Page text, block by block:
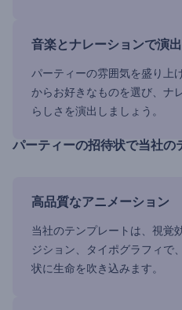
音楽とナレーションで演出
パーティーの雰囲気を盛り上
からお好きなものを選び、ナ
らしさを演出しましょう。
パーティーの招待状で当社の
高品質なアニメーション
当社のテンプレートは、視覚
ジション、タイポグラフィで
状に生命を吹き込みます。